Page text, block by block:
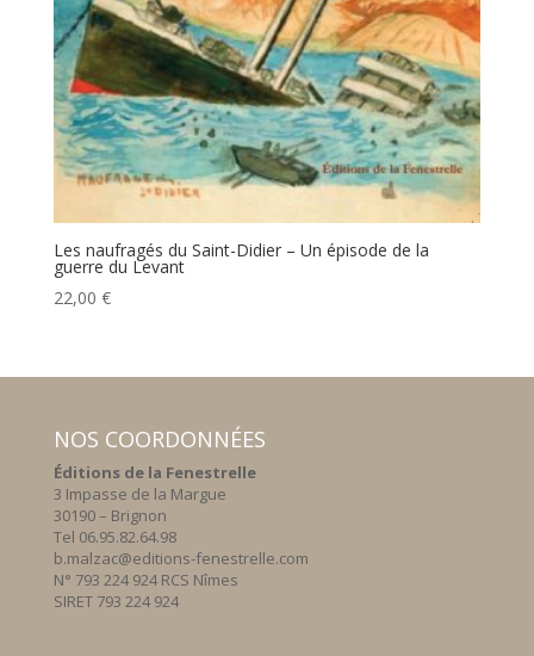
Les naufragés du Saint-Didier – Un épisode de la
guerre du Levant
22,00 €
NOS COORDONNÉES
Éditions de la Fenestrelle
3 Impasse de la Margue
30190 – Brignon
Tel 06.95.82.64.98
b.malzac@editions-fenestrelle.com
N° 793 224 924 RCS Nîmes
SIRET 793 224 924